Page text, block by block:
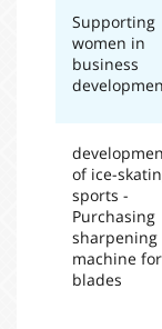
Supporting
women in
business
of ice-
sports -
Purchasing
sharpening
machine for
blades